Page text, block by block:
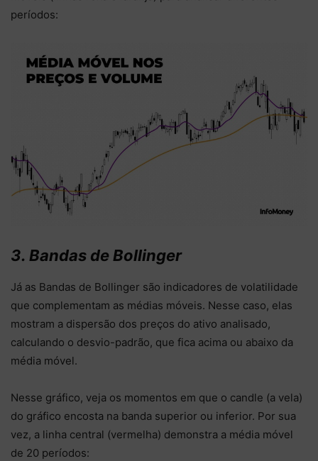
períodos:
3. Bandas de Bollinger
Já as Bandas de Bollinger são indicadores de volatilidade
que complementam as médias móveis. Nesse caso, elas
mostram a dispersão dos preços do ativo analisado,
calculando o desvio-padrão, que fica acima ou abaixo da
média móvel.
Nesse gráfico, veja os momentos em que o candle (a vela)
do gráfico encosta na banda superior ou inferior. Por sua
vez, a linha central (vermelha) demonstra a média móvel
de 20 períodos: